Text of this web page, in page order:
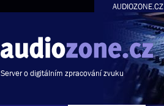
AUDIOZONE.CZ
Server o digitálním zpracování zvuku